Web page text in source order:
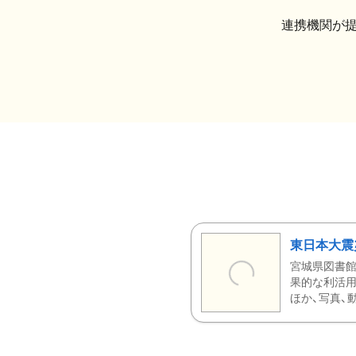
連携機関が
東日本大
宮城県図書
果的な利活
ほか、写真、